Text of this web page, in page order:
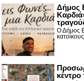
Δήμος
Ο Δήμος
κατοίκους
κέντρο